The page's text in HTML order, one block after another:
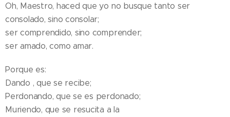
Oh, Maestro, haced que yo no busque tanto ser
consolado, sino consolar;
ser comprendido, sino comprender;
ser amado, como amar.
Porque es:
Dando , que se recibe;
Perdonando, que se es perdonado;
Muriendo, que se resucita a la